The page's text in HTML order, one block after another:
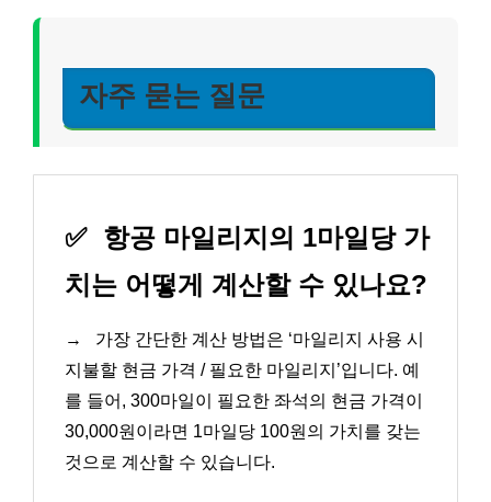
자주 묻는 질문
✅ 항공 마일리지의 1마일당 가
치는 어떻게 계산할 수 있나요?
→
가장 간단한 계산 방법은 ‘마일리지 사용 시
지불할 현금 가격 / 필요한 마일리지’입니다. 예
를 들어, 300마일이 필요한 좌석의 현금 가격이
30,000원이라면 1마일당 100원의 가치를 갖는
것으로 계산할 수 있습니다.